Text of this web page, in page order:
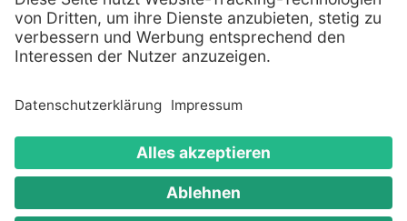
Alle genannten Produkte und Logos sind eingetragene
Warenzeichen der jeweiligen Hersteller.
Copyright © 2008 - 2026 Toys for Fun GmbH - Alle
Rechte vorbehalten